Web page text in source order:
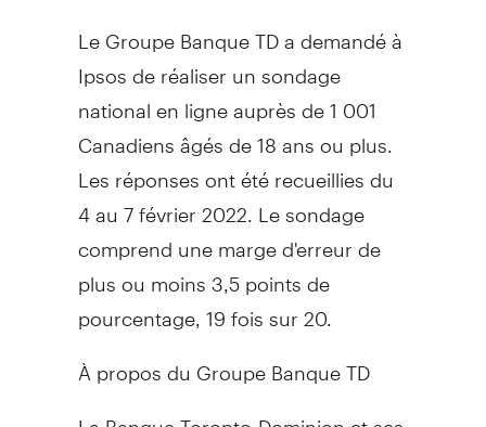
Le Groupe Banque TD a demandé à
Ipsos de réaliser un sondage
national en ligne auprès de 1 001
Canadiens âgés de 18 ans ou plus.
Les réponses ont été recueillies du
4 au 7 février 2022. Le sondage
comprend une marge d'erreur de
plus ou moins 3,5 points de
pourcentage, 19 fois sur 20.
À propos du Groupe Banque TD
La Banque Toronto-Dominion et ses